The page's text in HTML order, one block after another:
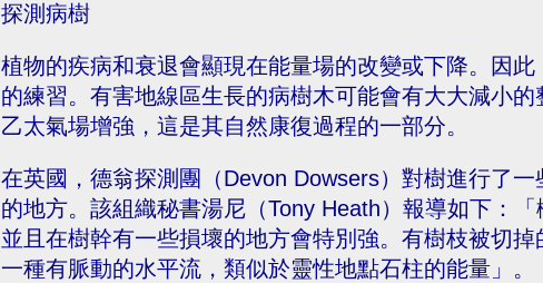
探測病樹
植物的疾病和衰退會顯現在能量場的改變或下降。因
的練習。有害地線區生長的病樹木可能會有大大減小
乙太氣場增強，這是其自然康復過程的一部分。
在英國，德翁探測團（Devon Dowsers）對樹進行了
的地方。該組織秘書湯尼（Tony Heath）報導如下：
並且在樹幹有一些損壞的地方會特別強。有樹枝被切
一種有脈動的水平流，類似於靈性地點石柱的能量」。